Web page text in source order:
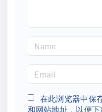
a
e
*
m
a
在此浏览器中保
和网站地址，以便下